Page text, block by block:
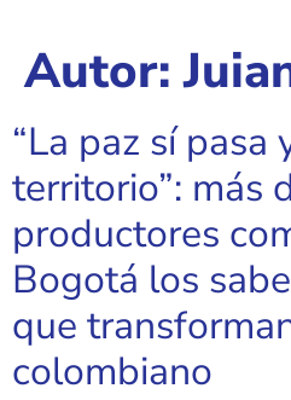
Autor:
“La paz sí pasa
territorio”: más
productores
Bogotá los
que
colombiano